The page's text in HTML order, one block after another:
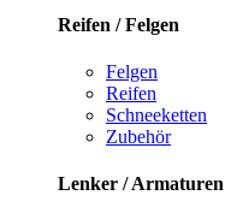
Reifen / Felgen
Felgen
Reifen
Schneeketten
Zubehör
Lenker / Armaturen